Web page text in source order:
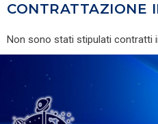
CONTRATTAZIONE
Non sono stati stipulati contratti